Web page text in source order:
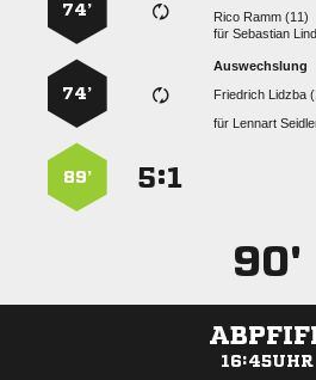
  
für
74’
Auswechslung
 
für 
74’
:
89’
90'
16:45UHR